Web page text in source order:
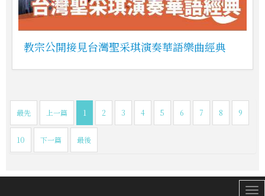
教宗公開接見台灣聖采琪演奏華語樂曲經典
最先 上一篇 1 2 3 4 5 6 7 8 9
10 下一篇 最後